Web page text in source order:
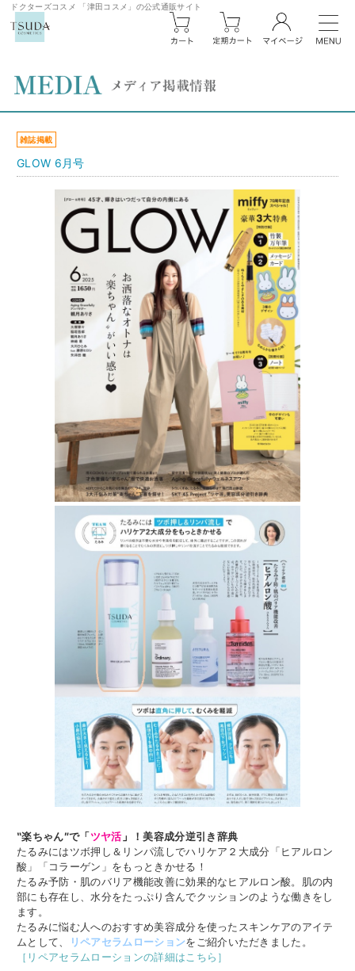
ドクターズコスメ 「津田コスメ」の公式通販サイト
雑誌掲載
GLOW 6月号
‶楽ちゃん″で「ツヤ活」
！美容成分逆引き辞典
たるみにはツボ押し＆リンパ流しでハリケア２大成分「ヒアルロン
酸」「コラーゲン」をもっときかせる！
たるみ予防・肌のバリア機能改善に効果的なヒアルロン酸。肌の内
部にも存在し、水分をたっぷり含んでクッションのような働きをし
ます。
たるみに悩む人へのおすすめ美容成分を使ったスキンケアのアイテ
ムとして、
リペアセラムローションをご紹介いただきました。
［リペアセラムローションの詳細はこちら］